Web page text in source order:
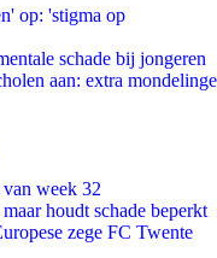
op: 'stigma op
schade bij jongeren
aan: extra mondelinge
week 32
houdt schade beperkt
zege FC Twente